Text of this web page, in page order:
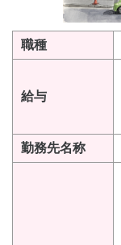
職種
給与
勤務先名称